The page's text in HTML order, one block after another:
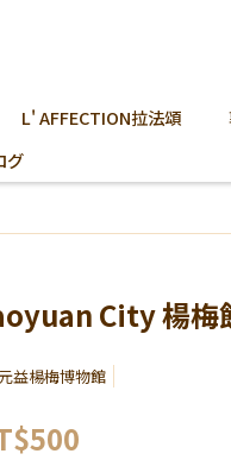
L' AFFECTION拉法頌
グ
City 楊梅
益楊梅博物館